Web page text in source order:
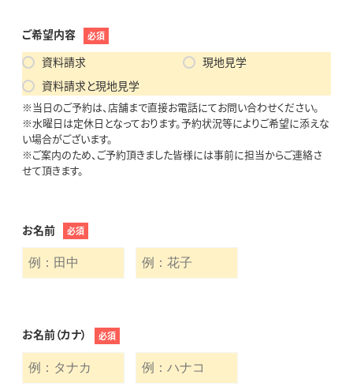
ご希望内容 必須
資料請求
現地見学
資料請求と現地見学
※当日のご予約は、店舗まで直接お電話にてお問い合わせください。
※水曜日は定休日となっております。予約状況等によりご希望に添えな
い場合がございます。
※ご案内のため、ご予約頂きました皆様には事前に担当からご連絡さ
せて頂きます。
お名前 必須
お名前（カナ） 必須